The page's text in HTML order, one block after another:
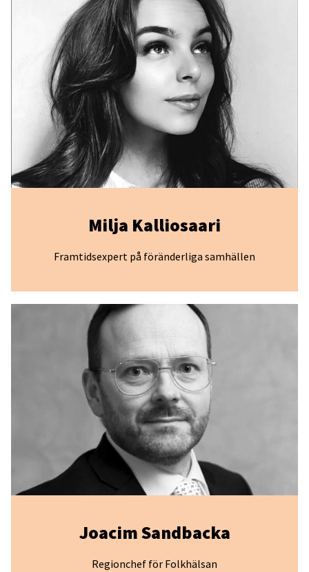
Milja Kalliosaari
Framtidsexpert på föränderliga samhällen
Joacim Sandbacka
Regionchef för Folkhälsan